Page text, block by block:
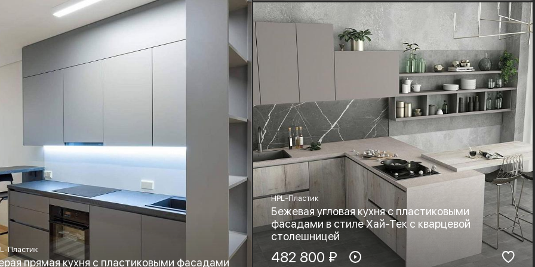
Фурнитура:
Boyard, Blum
Стиль:
Хай-тек, Минимализм
Пластик
прямая кухня с пластиковыми фасадами
HPL-Пластик
Бежевая угловая кухня с пластиковыми
фасадами в стиле Хай-Тек с кварцевой
столешницей
Материал фасадов: Материал столешницы:
482 800 ₽